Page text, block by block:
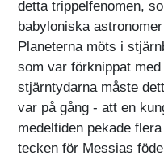
detta trippelfenomen,
babyloniska
Planeterna möts i
som var förknippat
stjärntydarna måste
var på gång - att en
medeltiden pekade
tecken för Messias